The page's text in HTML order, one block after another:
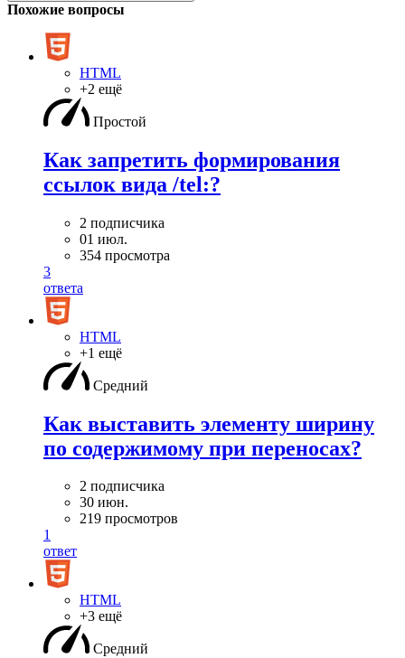
Похожие вопросы
HTML
+2 ещё
Простой
Как запретить формирования
ссылок вида /tel:?
2 подписчика
01 июл.
354 просмотра
3
ответа
HTML
+1 ещё
Средний
Как выставить элементу ширину
по содержимому при переносах?
2 подписчика
30 июн.
219 просмотров
1
ответ
HTML
+3 ещё
Средний